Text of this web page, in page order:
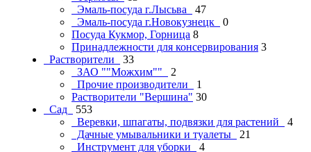
Эмаль-посуда г.Лысьва
47
Эмаль-посуда г.Новокузнецк
0
Посуда Кукмор, Горница 8
Принадлежности для консервирования 3
Растворители
33
ЗАО ""Можхим""
2
Прочие производители
1
Растворители "Вершина" 30
Сад
553
Веревки, шпагаты, подвязки для растений
4
Дачные умывальники и туалеты
21
Инструмент для уборки
4